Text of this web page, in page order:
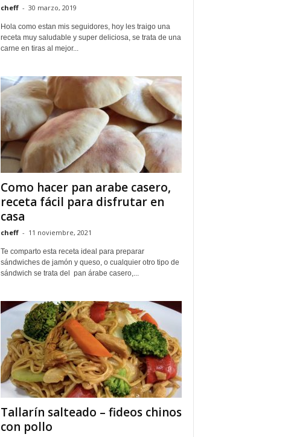
cheff - 30 marzo, 2019
Hola como estan mis seguidores, hoy les traigo una
receta muy saludable y super deliciosa, se trata de una
carne en tiras al mejor...
Como hacer pan arabe casero,
receta fácil para disfrutar en
casa
cheff - 11 noviembre, 2021
Te comparto esta receta ideal para preparar
sándwiches de jamón y queso, o cualquier otro tipo de
sándwich se trata del pan árabe casero,...
Tallarín salteado – fideos chinos
con pollo